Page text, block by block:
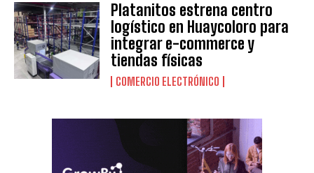
Platanitos estrena centro
logístico en Huaycoloro para
integrar e-commerce y
tiendas físicas
COMERCIO ELECTRÓNICO